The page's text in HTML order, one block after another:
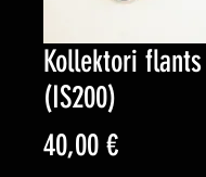
Kollektori flants
(IS200)
40,00 €Price